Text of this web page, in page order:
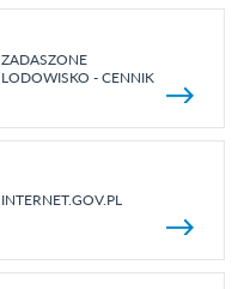
ZADASZONE
LODOWISKO - CENNIK
INTERNET.GOV.PL